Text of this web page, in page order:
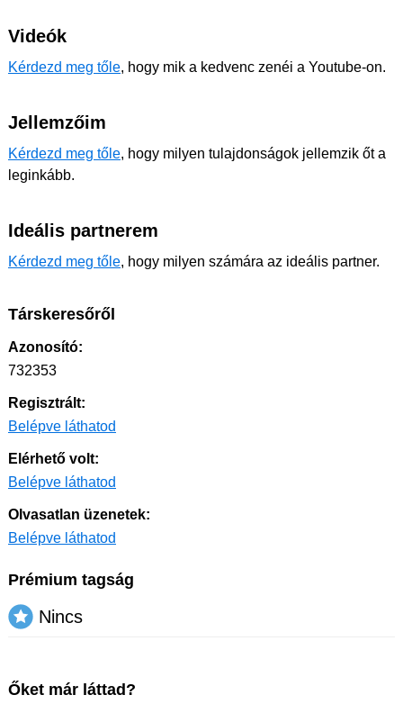
Videók
Kérdezd meg tőle, hogy mik a kedvenc zenéi a Youtube-on.
Jellemzőim
Kérdezd meg tőle, hogy milyen tulajdonságok jellemzik őt a
leginkább.
Ideális partnerem
Kérdezd meg tőle, hogy milyen számára az ideális partner.
Társkeresőről
Azonosító:
732353
Regisztrált:
Belépve láthatod
Elérhető volt:
Belépve láthatod
Olvasatlan üzenetek:
Belépve láthatod
Prémium tagság
Nincs
Őket már láttad?